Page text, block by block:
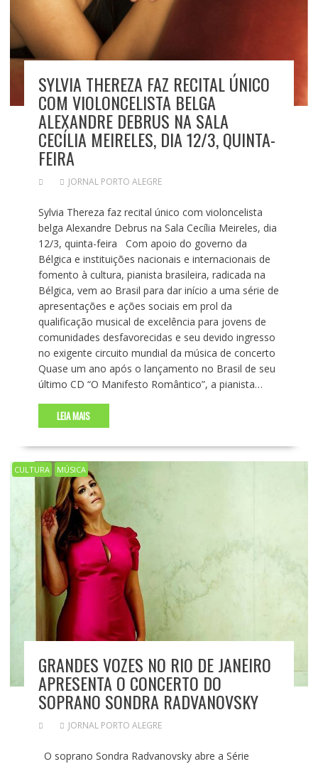
SYLVIA THEREZA FAZ RECITAL ÚNICO
COM VIOLONCELISTA BELGA
ALEXANDRE DEBRUS NA SALA
CECÍLIA MEIRELES, DIA 12/3, QUINTA-
FEIRA
JORNAL PORTO ALEGRE
Sylvia Thereza faz recital único com violoncelista
belga Alexandre Debrus na Sala Cecília Meireles, dia
12/3, quinta-feira Com apoio do governo da
Bélgica e instituições nacionais e internacionais de
fomento à cultura, pianista brasileira, radicada na
Bélgica, vem ao Brasil para dar início a uma série de
apresentações e ações sociais em prol da
qualificação musical de excelência para jovens de
comunidades desfavorecidas e seu devido ingresso
no exigente circuito mundial da música de concerto
Quase um ano após o lançamento no Brasil de seu
último CD “O Manifesto Romântico”, a pianista…
LEIA MAIS
CULTURA MÚSICA
GRANDES VOZES NO RIO DE JANEIRO
APRESENTA O CONCERTO DO
SOPRANO SONDRA RADVANOVSKY
JORNAL PORTO ALEGRE
O soprano Sondra Radvanovsky abre a Série